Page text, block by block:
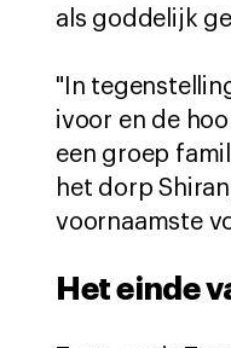
als goddelijk
"In
ivoor en de
een groep
het dorp
voornaamste
Het einde